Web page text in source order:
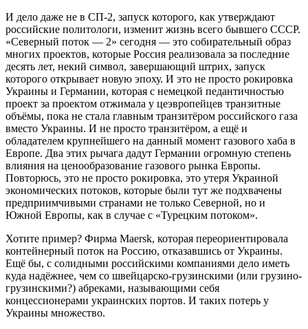
И дело даже не в СП-2, запуск которого, как утверждают
российские политологи, изменит жизнь всего бывшего СССР.
«Северный поток ― 2» сегодня ― это собирательный образ
многих проектов, которые Россия реализовала за последние
десять лет, некий символ, завершающий штрих, запуск
которого открывает новую эпоху. И это не просто рокировка
Украины и Германии, которая с немецкой педантичностью
проект за проектом отжимала у цеэвропейцев транзитные
объёмы, пока не стала главным транзитёром российского газа
вместо Украины. И не просто транзитёром, а ещё и
обладателем крупнейшего на данный момент газового хаба в
Европе. Два этих рычага дадут Германии огромную степень
влияния на ценообразование газового рынка Европы.
Повторюсь, это не просто рокировка, это утеря Украиной
экономических потоков, которые были тут же подхвачены
предприимчивыми странами не только Северной, но и
Южной Европы, как в случае с «Турецким потоком».
Хотите пример? Фирма Maersk, которая переориентировала
контейнерный поток на Россию, отказавшись от Украины.
Ещё бы, с солидными российскими компаниями дело иметь
куда надёжнее, чем со швейцарско-грузинскими (или грузино-
грузинскими?) абреками, называющими себя
концессионерами украинских портов. И таких потерь у
Украины множество.